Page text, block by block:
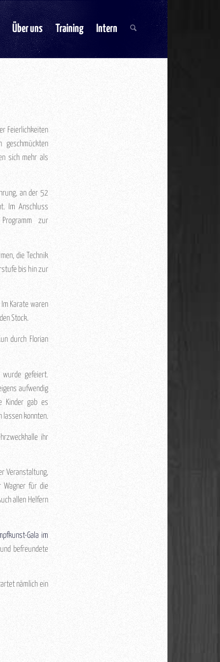
Über uns Training Intern
Feierlichkeiten
sich mehr als
an der 52
Im Anschluss
zur
die Technik
bis hin zur
Karate waren
Stock.
durch Florian
wurde gefeiert.
aufwendig
Kinder gab es
lassen konnten.
ihr
Veranstaltung,
Wagner für die
allen Helfern
Gala im
befreundete
nämlich ein